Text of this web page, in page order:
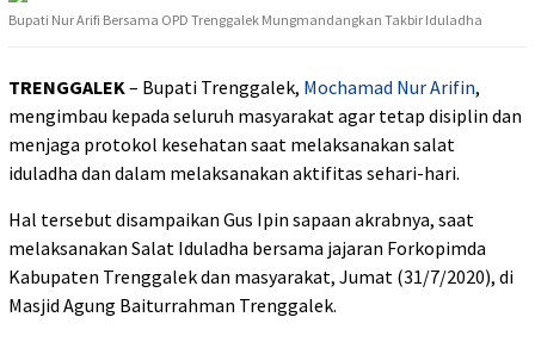
Bupati Nur Arifi Bersama OPD Trenggalek Mungmandangkan Takbir Iduladha
TRENGGALEK – Bupati Trenggalek, Mochamad Nur Arifin,
mengimbau kepada seluruh masyarakat agar tetap disiplin dan
menjaga protokol kesehatan saat melaksanakan salat
iduladha dan dalam melaksanakan aktifitas sehari-hari.
Hal tersebut disampaikan Gus Ipin sapaan akrabnya, saat
melaksanakan Salat Iduladha bersama jajaran Forkopimda
Kabupaten Trenggalek dan masyarakat, Jumat (31/7/2020), di
Masjid Agung Baiturrahman Trenggalek.